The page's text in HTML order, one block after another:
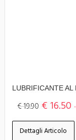
LUBRIFICANTE
€ 19.90 € 16.50
Dettagli Articolo